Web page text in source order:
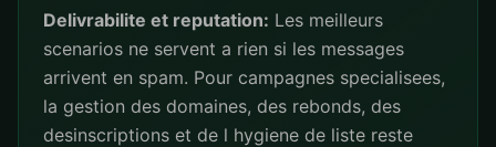
Delivrabilite et reputation: Les meilleurs
scenarios ne servent a rien si les messages
arrivent en spam. Pour campagnes specialisees,
la gestion des domaines, des rebonds, des
desinscriptions et de l hygiene de liste reste